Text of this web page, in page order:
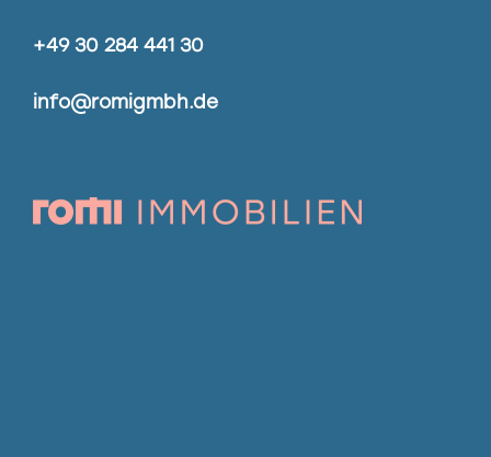
+49 30 284 441 30
info@romigmbh.de